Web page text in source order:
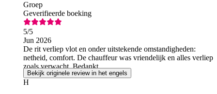
Groep
Geverifieerde boeking
5/5
Jun 2026
De rit verliep vlot en onder uitstekende omstandigheden:
netheid, comfort. De chauffeur was vriendelijk en alles verliep
zoals verwacht. Bedankt.
Bekijk originele review in het engels
H